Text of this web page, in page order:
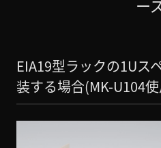
ー
EIA19型ラックの1Uス
装する場合(MK-U104